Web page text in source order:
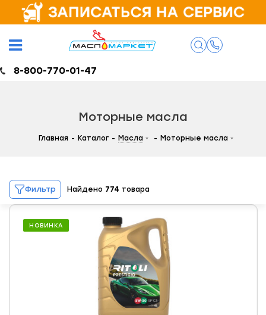
8-800-770-01-47
Моторные масла
Главная - Каталог - Масла - Моторные масла
Фильтр Найдено
НОВИНКА